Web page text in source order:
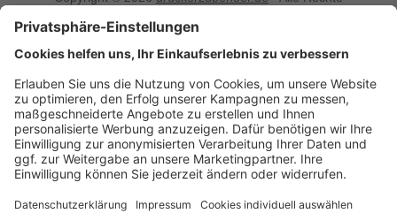
Vertrag widerrufen
Druckerzubehoer.de – preiswerte Qualität für Ihr Office
Sie sind auf der Suche nach dem passenden Druckerzubehör
oder Zubehör für das Büro, den Computer oder Ihr
Smartphone? Dann sind Sie bei Druckerzubehoer.de genau
richtig! Unser breites Sortiment bietet unter anderem Tinte
und Toner für alle gängigen Druckermodelle – großer sowie
kleiner Hersteller. Zugleich sind wir Ihr Online Fachhandel für
einrichten, die Werkstatt ausstatten oder den Alltag mit